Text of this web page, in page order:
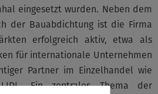
eingesetzt wurden. Neben dem
der Bauabdichtung ist die Firma
erfolgreich aktiv, etwa als
für internationale Unternehmen
Partner im Einzelhandel wie
Ein zentrales Thema der